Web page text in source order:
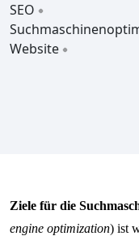
SEO
Website
Ziele für die
engine optimization) ist